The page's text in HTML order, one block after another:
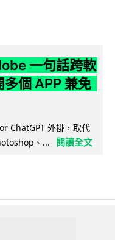
一句話跨軟
多個 APP 兼免
ChatGPT 外掛，取代
、...
閱讀全文